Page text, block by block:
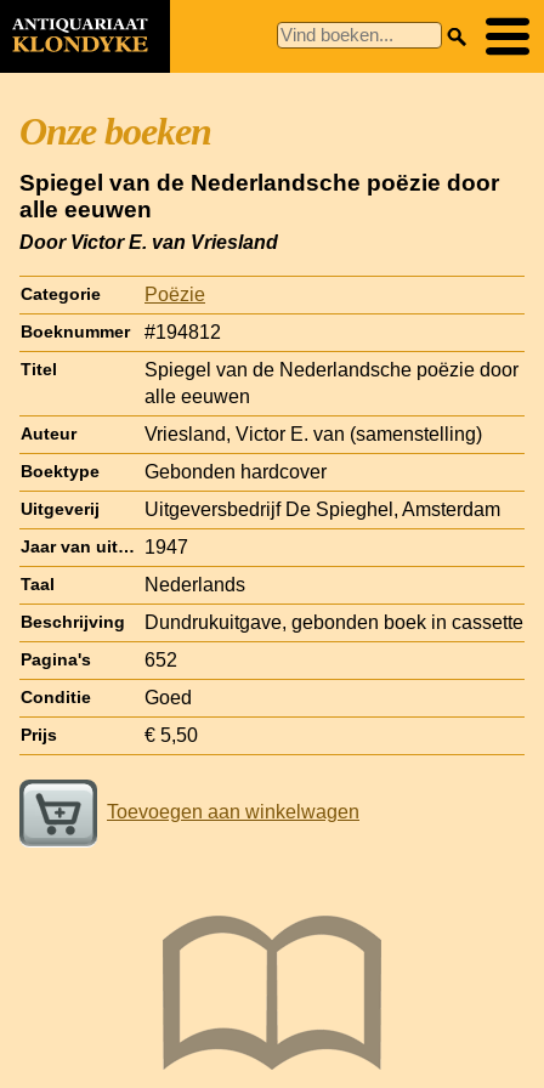
Onze boeken
Spiegel van de Nederlandsche poëzie door
alle eeuwen
Door Victor E. van Vriesland
Categorie Poëzie
Boeknummer #194812
Titel
Spiegel van de Nederlandsche poëzie door
alle eeuwen
Auteur Vriesland, Victor E. van (samenstelling)
Boektype Gebonden hardcover
Uitgeverij Uitgeversbedrijf De Spieghel, Amsterdam
Jaar van uitgave 1947
Taal Nederlands
Beschrijving Dundrukuitgave, gebonden boek in cassette
Pagina's 652
Conditie Goed
Prijs € 5,50
Toevoegen aan winkelwagen